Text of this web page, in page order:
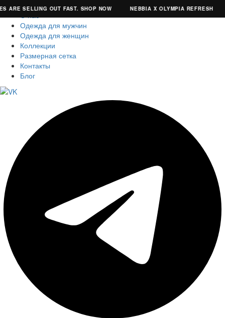
ARE SELLING OUT FAST. SHOP NOW NEBBIA X OLYMPIA REFRESH
О нас
Одежда для мужчин
Одежда для женщин
Коллекции
Размерная сетка
Контакты
Блог